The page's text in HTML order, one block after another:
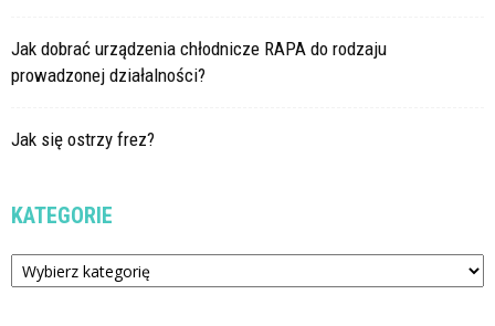
Jak dobrać urządzenia chłodnicze RAPA do rodzaju
prowadzonej działalności?
Jak się ostrzy frez?
KATEGORIE
Kategorie